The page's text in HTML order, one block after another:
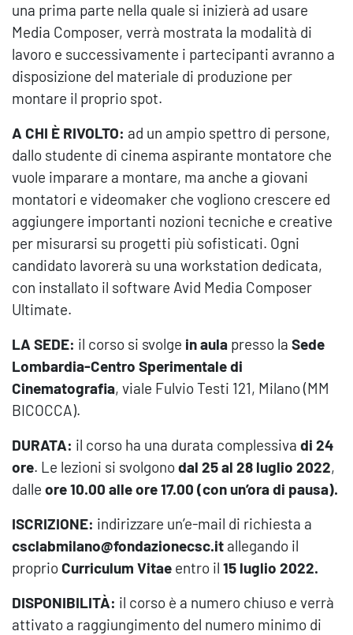
una prima parte nella quale si inizierà ad usare
Media Composer, verrà mostrata la modalità di
lavoro e successivamente i partecipanti avranno a
disposizione del materiale di produzione per
montare il proprio spot.
A CHI È RIVOLTO: ad un ampio spettro di persone,
dallo studente di cinema aspirante montatore che
vuole imparare a montare, ma anche a giovani
montatori e videomaker che vogliono crescere ed
aggiungere importanti nozioni tecniche e creative
per misurarsi su progetti più sofisticati. Ogni
candidato lavorerà su una workstation dedicata,
con installato il software Avid Media Composer
Ultimate.
LA SEDE: il corso si svolge in aula presso la Sede
Lombardia-Centro Sperimentale di
Cinematografia, viale Fulvio Testi 121, Milano (MM
BICOCCA).
DURATA: il corso ha una durata complessiva di 24
ore. Le lezioni si svolgonodal 25 al 28 luglio 2022,
dalle ore 10.00 alle ore 17.00 (con un’ora di pausa).
ISCRIZIONE: indirizzare un’e-mail di richiesta a
csclabmilano@fondazionecsc.it allegando il
proprioCurriculum Vitae entro il 15 luglio 2022.
DISPONIBILITÀ: il corso è a numero chiuso e verrà
attivato a raggiungimento del numero minimo di